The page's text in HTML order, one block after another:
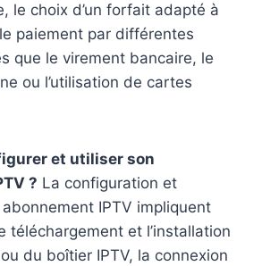
le choix d’un forfait adapté à
paiement par différentes
que le virement bancaire, le
ou l’utilisation de cartes
et utiliser son
? La configuration et
abonnement IPTV impliquent
téléchargement et l’installation
du boîtier IPTV, la connexion